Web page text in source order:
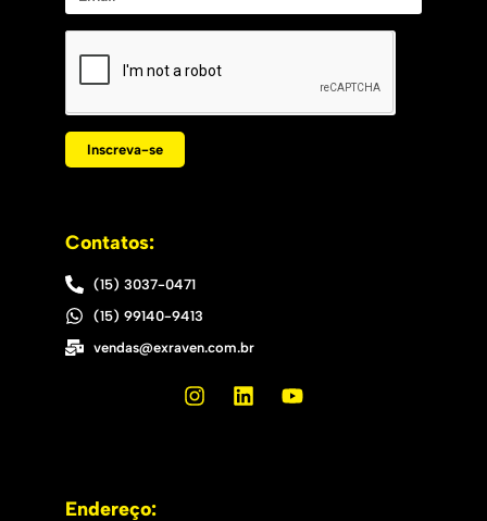
Inscreva-se
Contatos:
(15) 3037-0471
(15) 99140-9413
vendas@exraven.com.br
Endereço: